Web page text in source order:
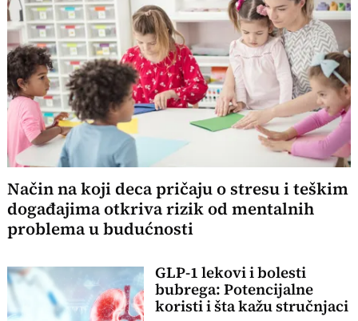
Način na koji deca pričaju o stresu i teškim
događajima otkriva rizik od mentalnih
problema u budućnosti
GLP-1 lekovi i bolesti
bubrega: Potencijalne
koristi i šta kažu stručnjaci